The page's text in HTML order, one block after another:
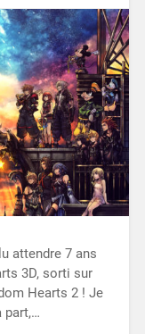
attendre 7 ans
3D, sorti sur
Hearts 2 ! Je
part,…